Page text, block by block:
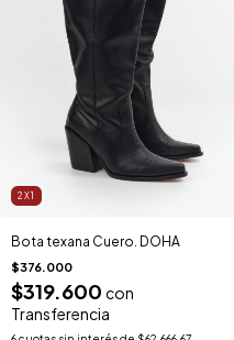
2X1
Bota texana Cuero. DOHA
$376.000
$319.600 con
Transferencia